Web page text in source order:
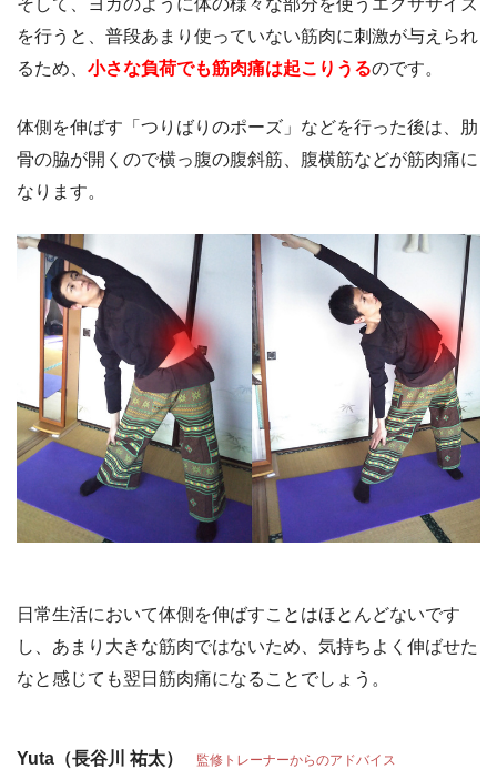
を行うと、普段あまり使っていない筋肉に刺激が与えられ
るため、 小さな負荷でも筋肉痛は起こりうるのです。
体側を伸ばす「つりばりのポーズ」などを行った後は、肋
骨の脇が開くので横っ腹の腹斜筋、腹横筋などが筋肉痛に
なります。
日常生活において体側を伸ばすことはほとんどないです
し、あまり大きな筋肉ではないため、気持ちよく伸ばせた
なと感じても翌日筋肉痛になることでしょう。
Yuta（長谷川 祐太） 監修トレーナーからのアドバイス